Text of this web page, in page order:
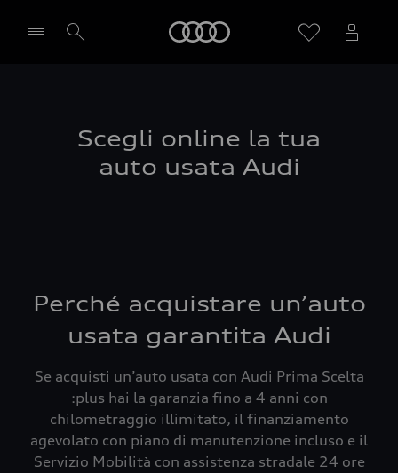
Scegli online la tua
auto usata Audi
Perché acquistare un’auto
usata garantita Audi
Se acquisti un’auto usata con Audi Prima Scelta
:plus hai la garanzia fino a 4 anni con
chilometraggio illimitato, il finanziamento
agevolato con piano di manutenzione incluso e il
Servizio Mobilità con assistenza stradale 24 ore